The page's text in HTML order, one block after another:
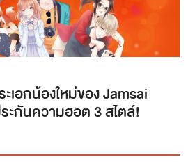
เอกน้องใหม่ของ Jamsai
ะกันความฮอต 3 สไตล์!